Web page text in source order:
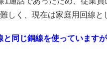
しく、現在は家庭用回線と
と同じ銅線を使っています